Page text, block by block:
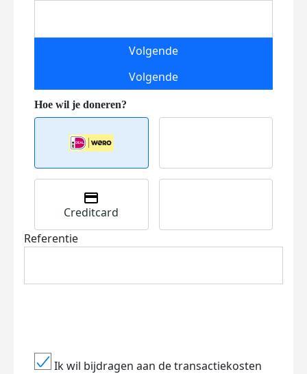
Volgende
Volgende
Creditcard
Referentie
Ik wil bijdragen aan de transactiekosten